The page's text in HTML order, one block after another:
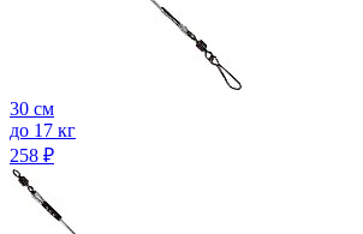
30 см
до 17 кг
258 ₽